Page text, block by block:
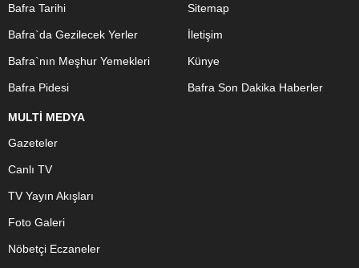
Bafra Tarihi
Bafra`da Gezilecek Yerler
Bafra`nın Meşhur Yemekleri
Bafra Pidesi
Sitemap
İletişim
Künye
Bafra Son Dakika Haberler
MULTİ MEDYA
Gazeteler
Canlı TV
TV Yayın Akışları
Foto Galeri
Nöbetçi Eczaneler